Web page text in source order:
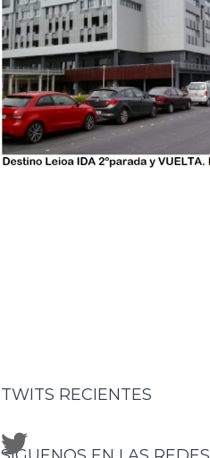
TWITS RECIENTES